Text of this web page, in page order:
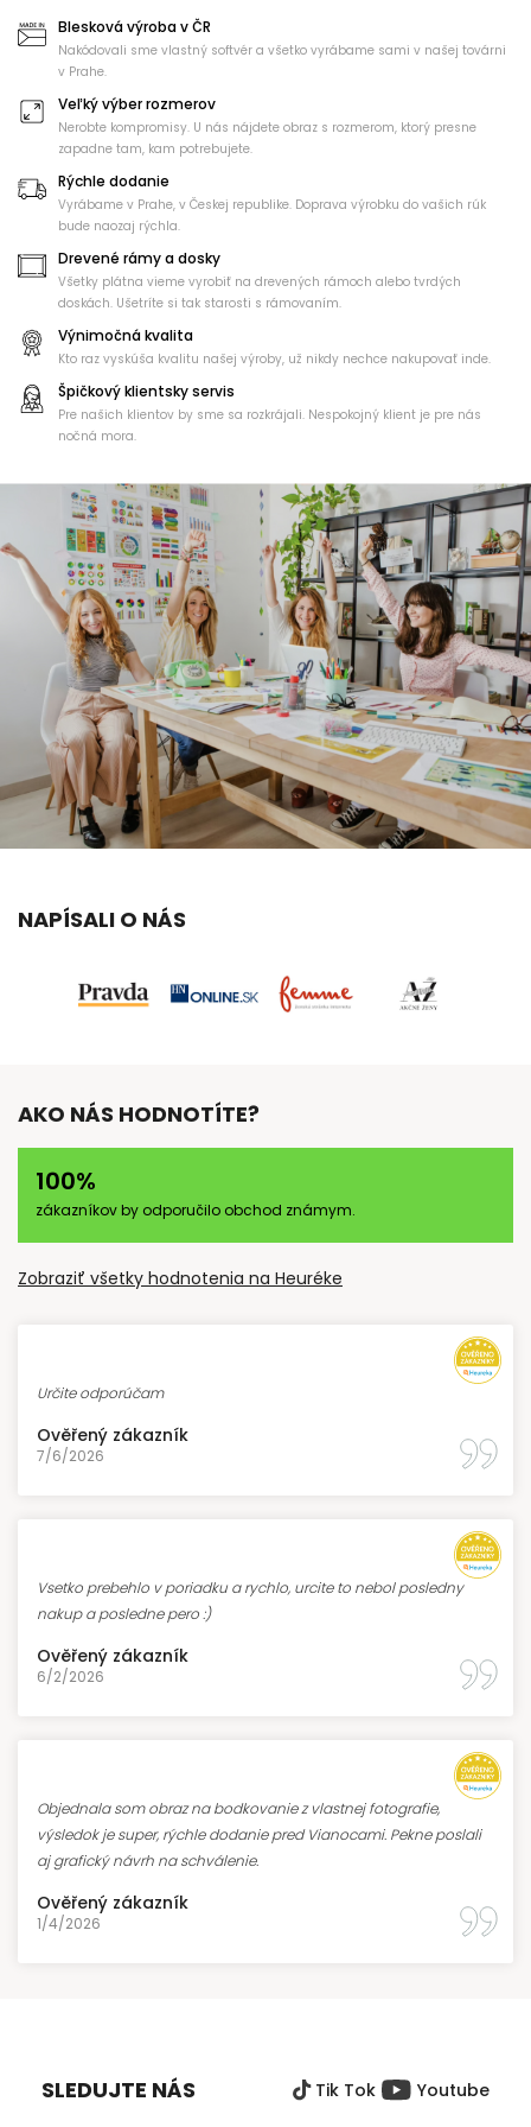
Blesková výroba v ČR
Nakódovali sme vlastný softvér a všetko vyrábame sami v našej továrni
v Prahe.
Veľký výber rozmerov
Nerobte kompromisy. U nás nájdete obraz s rozmerom, ktorý presne
zapadne tam, kam potrebujete.
Rýchle dodanie
Vyrábame v Prahe, v Českej republike. Doprava výrobku do vašich rúk
bude naozaj rýchla.
Drevené rámy a dosky
Všetky plátna vieme vyrobiť na drevených rámoch alebo tvrdých
doskách. Ušetríte si tak starosti s rámovaním.
Výnimočná kvalita
Kto raz vyskúša kvalitu našej výroby, už nikdy nechce nakupovať inde.
Špičkový klientsky servis
Pre našich klientov by sme sa rozkrájali. Nespokojný klient je pre nás
nočná mora.
NAPÍSALI O NÁS
AKO NÁS HODNOTÍTE?
100%
zákazníkov by odporučilo obchod známym.
Zobraziť všetky hodnotenia na Heuréke
Určite odporúčam
Ověřený zákazník
7/6/2026
Vsetko prebehlo v poriadku a rychlo, urcite to nebol posledny
nakup a posledne pero :)
Ověřený zákazník
6/2/2026
Objednala som obraz na bodkovanie z vlastnej fotografie,
výsledok je super, rýchle dodanie pred Vianocami. Pekne poslali
aj grafický návrh na schválenie.
Ověřený zákazník
1/4/2026
SLEDUJTE NÁS Tik Tok Youtube